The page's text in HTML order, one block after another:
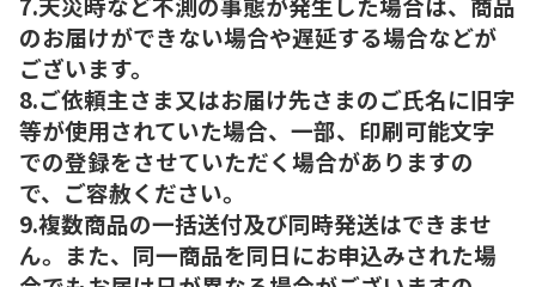
のお届けができない場合や遅延する場合などが
ございます。
8.ご依頼主さま又はお届け先さまのご氏名に旧字
等が使用されていた場合、一部、印刷可能文字
での登録をさせていただく場合がありますの
で、ご容赦ください。
9.複数商品の一括送付及び同時発送はできませ
ん。また、同一商品を同日にお申込みされた場